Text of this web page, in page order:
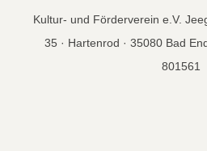
Kultur- und Förderverein e.V.
35 · Hartenrod · 35080 Bad
801561